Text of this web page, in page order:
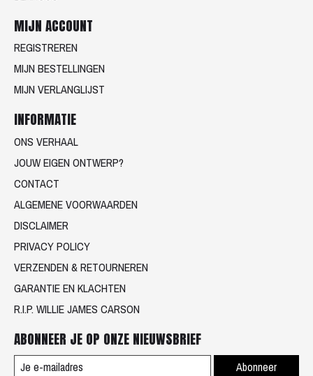
MIJN ACCOUNT
REGISTREREN
MIJN BESTELLINGEN
MIJN VERLANGLIJST
INFORMATIE
ONS VERHAAL
JOUW EIGEN ONTWERP?
CONTACT
ALGEMENE VOORWAARDEN
DISCLAIMER
PRIVACY POLICY
VERZENDEN & RETOURNEREN
GARANTIE EN KLACHTEN
R.I.P. WILLIE JAMES CARSON
ABONNEER JE OP ONZE NIEUWSBRIEF
Abonneer